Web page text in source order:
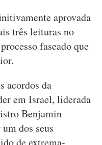
aprovada
três leituras no
faseado que
acordos da
em Israel, liderada
Benjamin
dos seus
de extrema-